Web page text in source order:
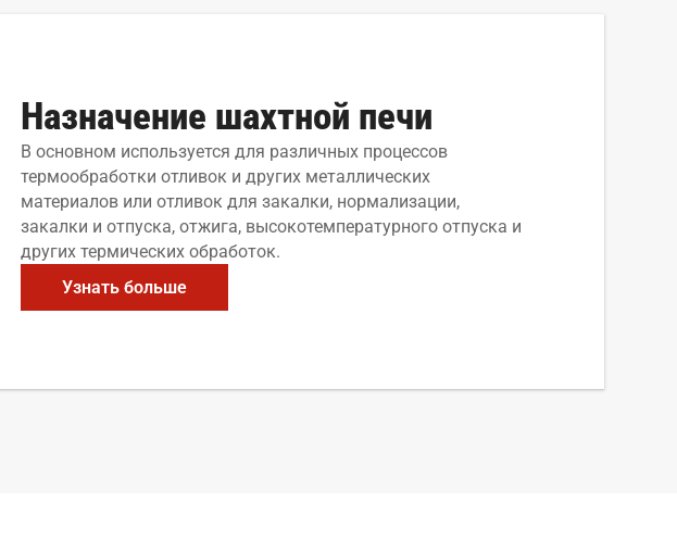
Назначение шахтной печи
В основном используется для различных процессов
термообработки отливок и других металлических
материалов или отливок для закалки, нормализации,
закалки и отпуска, отжига, высокотемпературного отпуска и
других термических обработок.
Узнать больше